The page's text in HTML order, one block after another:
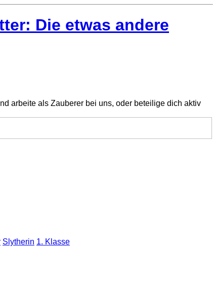
Die etwas andere
arbeite als Zauberer bei uns, oder beteilige dich aktiv
Slytherin 1. Klasse